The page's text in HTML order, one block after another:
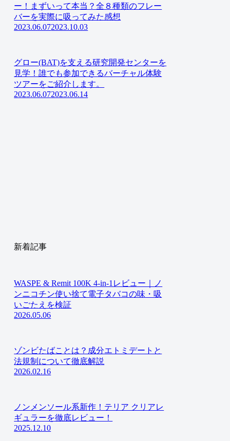
ー！まずいって本当？全８種類のフレー
バーを実際に吸ってみた感想
2023.06.072023.10.03
グロー(BAT)を支える研究開発センターを
見学！誰でも参加できるバーチャル体験
ツアーをご紹介します。
2023.06.072023.06.14
新着記事
WASPE & Remit 100K 4-in-1レビュー｜ノ
ンニコチン使い捨て電子タバコの味・吸
いごたえを検証
2026.05.06
ゾンビたばことは？成分エトミデートと
法規制について徹底解説
2026.02.16
ノンメンソール系新作！テリア クリアレ
ギュラーを徹底レビュー！
2025.12.10